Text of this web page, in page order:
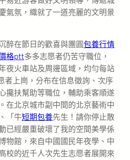
氣氛，織就了一道亮麗的文明景
醉在節日的歡喜與團圓包養行情
格ptt多多志愿者仍苦守職位，
夜火車站及周邊區域，均勻每站
者上崗，分布在信息徵詢、次序
攙扶幫助等職位，輔助乘客順遂
在北京城市副中間的北京藝術中
「牛短期包養先生！請你停止散
已經嚴重破壞了我的空間美學係
物館，來自中國國民年夜學、中
校的近千人次先生志愿者展開來